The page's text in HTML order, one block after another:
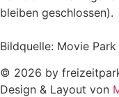
bleiben geschlossen).
Bildquelle: Movie Park
© 2026 by
Design & Layout von